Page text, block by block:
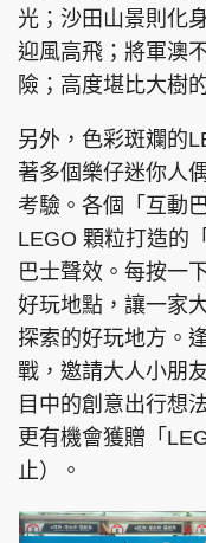
光；沙田山景則化
迎風高飛；將軍澳
險；高度堪比大樹
另外，色彩斑斕的
著多個樂仔迷你人
考驗。各個「互動
LEGO 顆粒打造的
巴士聲效。每按一
好玩地點，讓一家
探索的好玩地方。
戰，邀請大人小朋
目中的創意出行想
更有機會獲贈「
止）。